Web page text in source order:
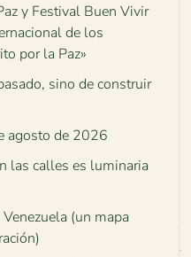
y Festival Buen Vivir
de los
por la Paz»
sino de construir
agosto de 2026
las calles es luminaria
(un mapa